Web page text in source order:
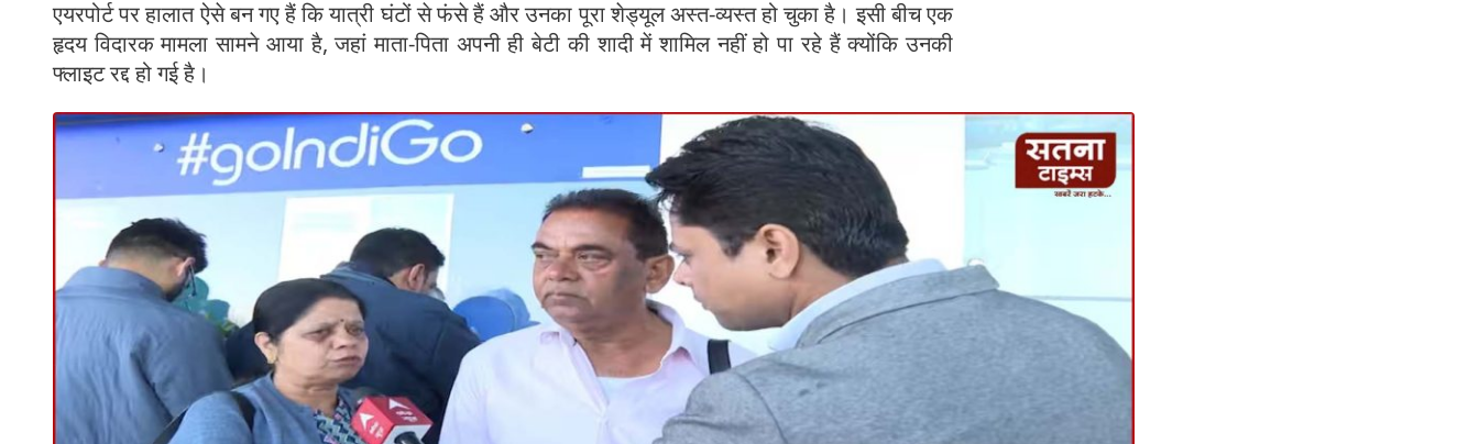
एयरपोर्ट पर हालात ऐसे बन गए हैं कि यात्री घंटों से फंसे हैं और उनका पूरा शेड्यूल अस्त-व्यस्त हो चुका है। इसी बीच एक
हृदय विदारक मामला सामने आया है, जहां माता-पिता अपनी ही बेटी की शादी में शामिल नहीं हो पा रहे हैं क्योंकि उनकी
फ्लाइट रद्द हो गई है।